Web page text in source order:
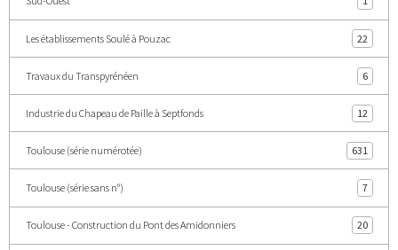
Les établissements Soulé à Pouzac 22
Travaux du Transpyrénéen 6
Industrie du Chapeau de Paille à Septfonds 12
Toulouse (série numérotée) 631
Toulouse (série sans n°) 7
Toulouse - Construction du Pont des Amidonniers 20